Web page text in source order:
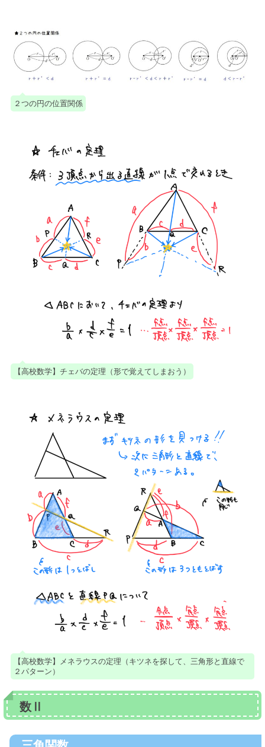
２つの円の位置関係
【高校数学】チェバの定理（形で覚えてしまおう）
【高校数学】メネラウスの定理（キツネを探して、三角形と直線で
２パターン）
数Ⅱ